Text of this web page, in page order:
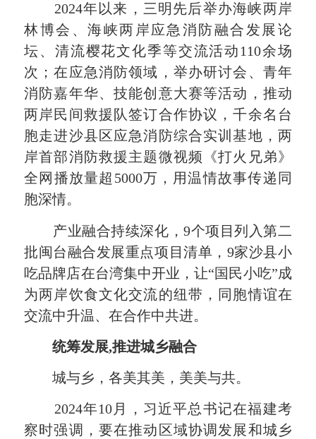
2024年以来，三明先后举办海峡两岸
林博会、海峡两岸应急消防融合发展论
坛、清流樱花文化季等交流活动110余场
次；在应急消防领域，举办研讨会、青年
消防嘉年华、技能创意大赛等活动，推动
两岸民间救援队签订合作协议，千余名台
胞走进沙县区应急消防综合实训基地，两
岸首部消防救援主题微视频《打火兄弟》
全网播放量超5000万，用温情故事传递同
胞深情。
产业融合持续深化，9个项目列入第二
批闽台融合发展重点项目清单，9家沙县小
吃品牌店在台湾集中开业，让“国民小吃”成
为两岸饮食文化交流的纽带，同胞情谊在
交流中升温、在合作中共进。
统筹发展,推进城乡融合
城与乡，各美其美，美美与共。
2024年10月，习近平总书记在福建考
察时强调，要在推动区域协调发展和城乡